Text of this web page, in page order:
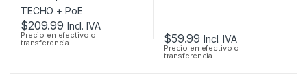
$209.99 Incl. IVA
Precio en efectivo o
transferencia $59.99 Incl. IVA
Precio en efectivo o
transferencia